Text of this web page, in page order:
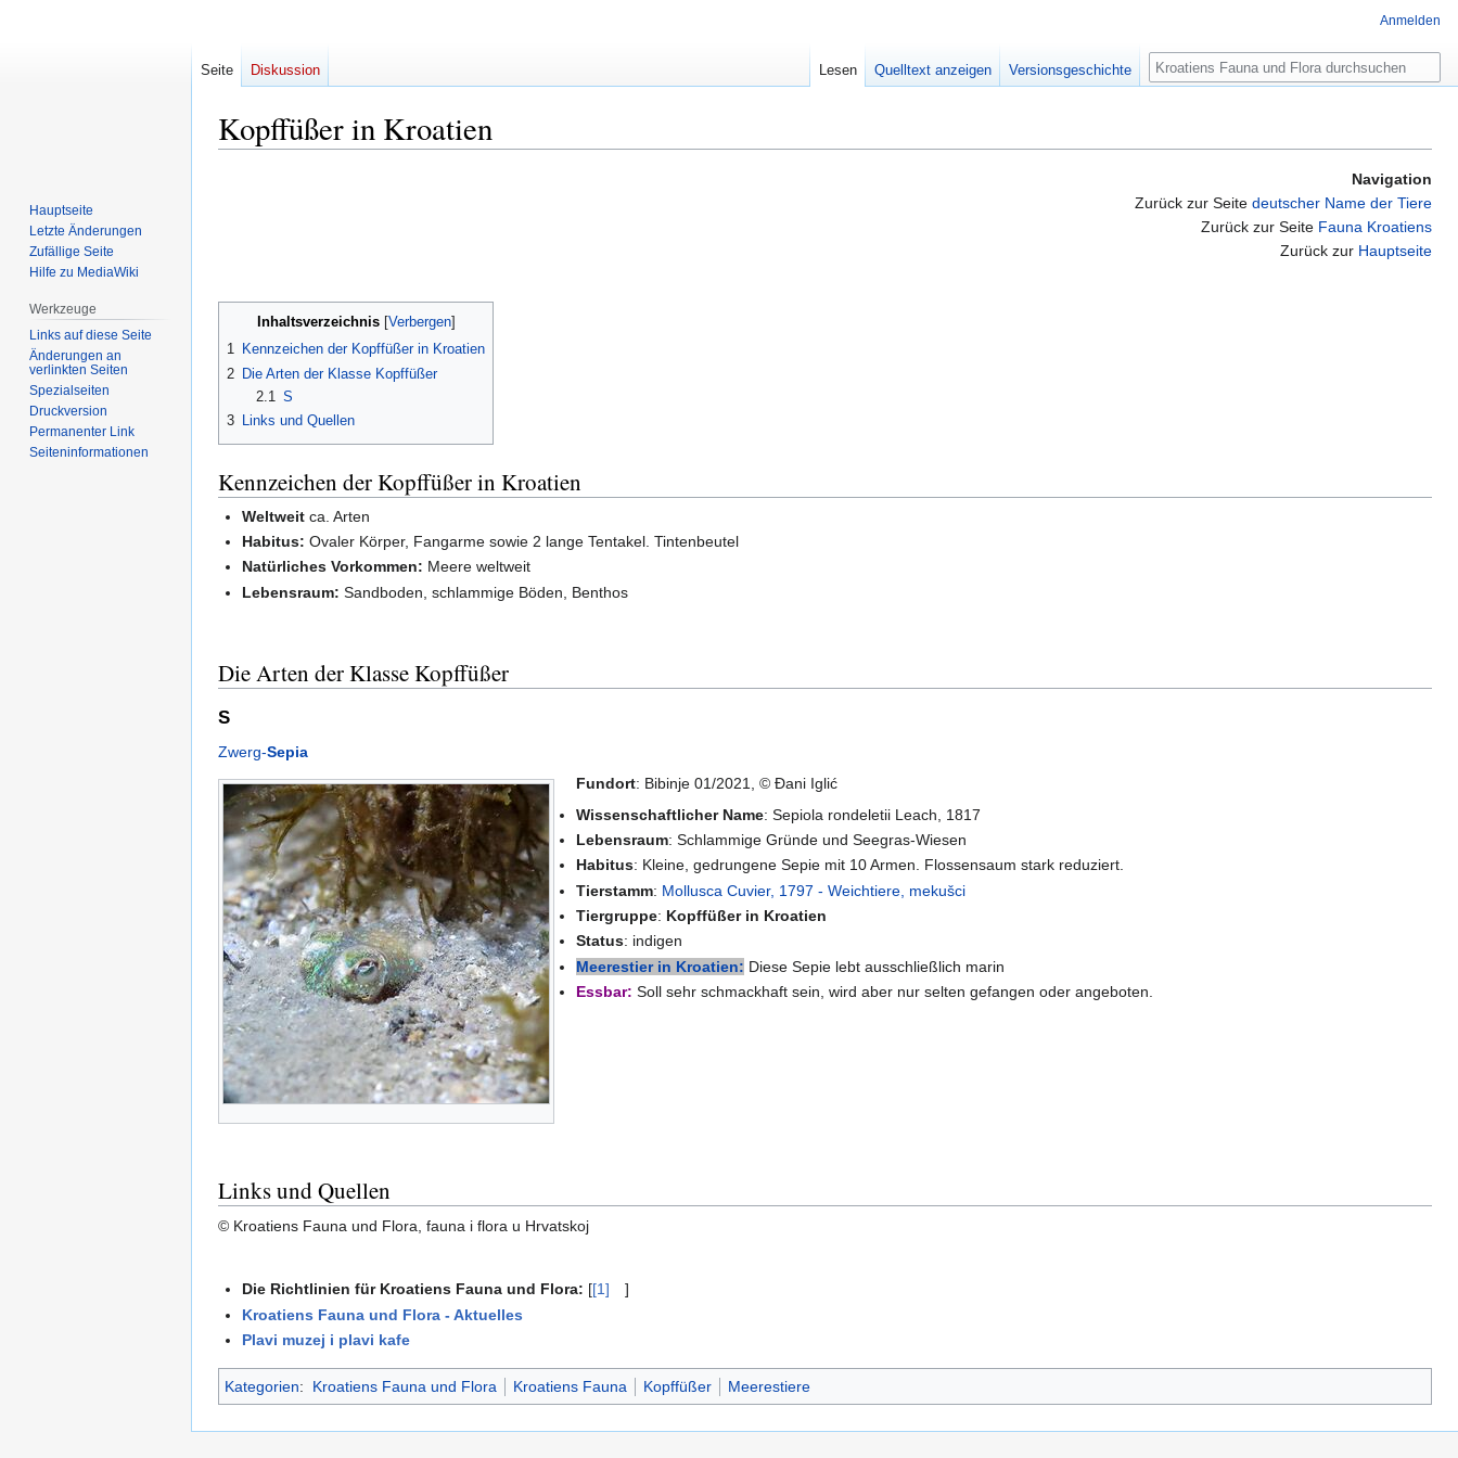
Kopffüßer in Kroatien
Navigation
Zurück zur Seite deutscher Name der Tiere
Zurück zur Seite Fauna Kroatiens
Zurück zur Hauptseite
Inhaltsverzeichnis
1 Kennzeichen der Kopffüßer in Kroatien
2 Die Arten der Klasse Kopffüßer
2.1
S
3 Links und Quellen
Kennzeichen der Kopffüßer in Kroatien
Weltweit ca. Arten
Habitus: Ovaler Körper, Fangarme sowie 2 lange Tentakel. Tintenbeutel
Natürliches Vorkommen: Meere weltweit
Lebensraum: Sandboden, schlammige Böden, Benthos
Die Arten der Klasse Kopffüßer
S
Zwerg-Sepia
Fundort: Bibinje 01/2021, © Đani Iglić
Wissenschaftlicher Name: Sepiola rondeletii Leach, 1817
Lebensraum: Schlammige Gründe und Seegras-Wiesen
Habitus: Kleine, gedrungene Sepie mit 10 Armen. Flossensaum stark reduziert.
Tierstamm: Mollusca Cuvier, 1797 - Weichtiere, mekušci
Tiergruppe: Kopffüßer in Kroatien
Status: indigen
Meerestier in Kroatien: Diese Sepie lebt ausschließlich marin
Essbar: Soll sehr schmackhaft sein, wird aber nur selten gefangen oder angeboten.
Links und Quellen
© Kroatiens Fauna und Flora, fauna i flora u Hrvatskoj
Die Richtlinien für Kroatiens Fauna und Flora: [[1]
]
Kroatiens Fauna und Flora - Aktuelles
Plavi muzej i plavi kafe
Kategorien: Kroatiens Fauna und Flora Kroatiens Fauna Kopffüßer Meerestiere
Anmelden
Seite Diskussion Lesen Quelltext anzeigen Versionsgeschichte Suche
Hauptseite
Letzte Änderungen
Zufällige Seite
Hilfe zu MediaWiki
Werkzeuge
Links auf diese Seite
Änderungen an
verlinkten Seiten
Spezialseiten
Druckversion
Permanenter Link
Seiten­informationen